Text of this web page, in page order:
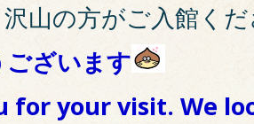
山の方がご入館く
ざいます
for your visit. We